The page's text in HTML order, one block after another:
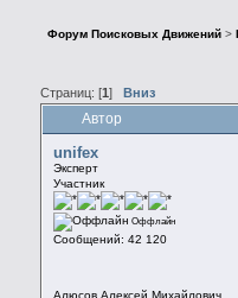
Форум Поисковых Движений >
Страниц: [1 ] Вниз
Автор
unifex
Эксперт
Участник
Оффлайн
Сообщений: 42 120
Алюсов Алексей Михайлович